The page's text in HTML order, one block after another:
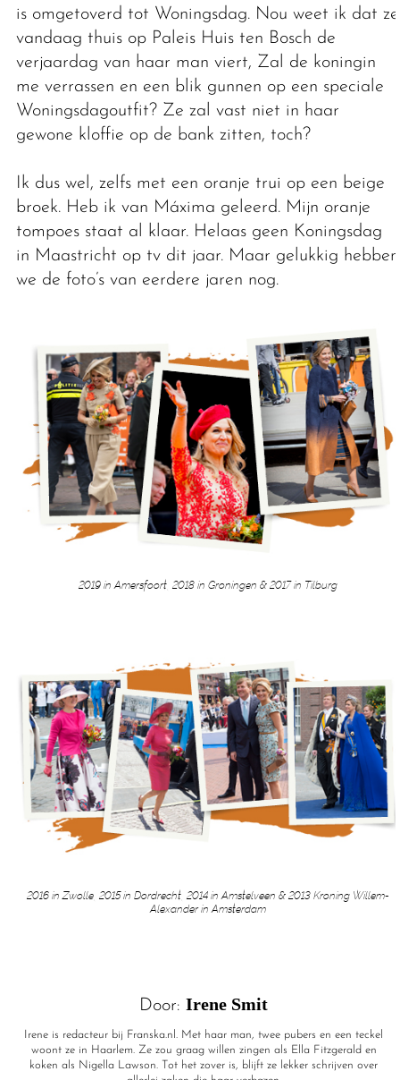
is omgetoverd tot Woningsdag. Nou weet ik dat ze
vandaag thuis op Paleis Huis ten Bosch de
verjaardag van haar man viert, Zal de koningin
me verrassen en een blik gunnen op een speciale
Woningsdagoutfit? Ze zal vast niet in haar
gewone kloffie op de bank zitten, toch?
Ik dus wel, zelfs met een oranje trui op een beige
broek. Heb ik van Máxima geleerd. Mijn oranje
tompoes staat al klaar. Helaas geen Koningsdag
in Maastricht op tv dit jaar. Maar gelukkig hebben
we de foto’s van eerdere jaren nog.
2019 in Amersfoort, 2018 in Groningen & 2017 in Tilburg
2016 in Zwolle, 2015 in Dordrecht, 2014 in Amstelveen & 2013 Kroning Willem-
Alexander in Amsterdam
Door:Irene Smit
Irene is redacteur bij Franska.nl. Met haar man, twee pubers en een teckel
woont ze in Haarlem. Ze zou graag willen zingen als Ella Fitzgerald en
koken als Nigella Lawson. Tot het zover is, blijft ze lekker schrijven over